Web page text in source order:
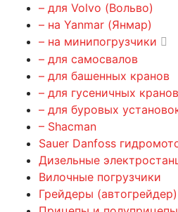
– для Volvo (Вольво)
– на Yanmar (Янмар)
– на минипогрузчики
– для самосвалов
– для башенных кранов
– для гусеничных кранов
– для буровых
– Shacman
Sauer Danfoss
Дизельные
Вилочные погрузчики
Грейдеры (автогрейдер)